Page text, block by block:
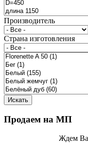
Производитель
Страна изготовления
Продаем на МП
Ждем